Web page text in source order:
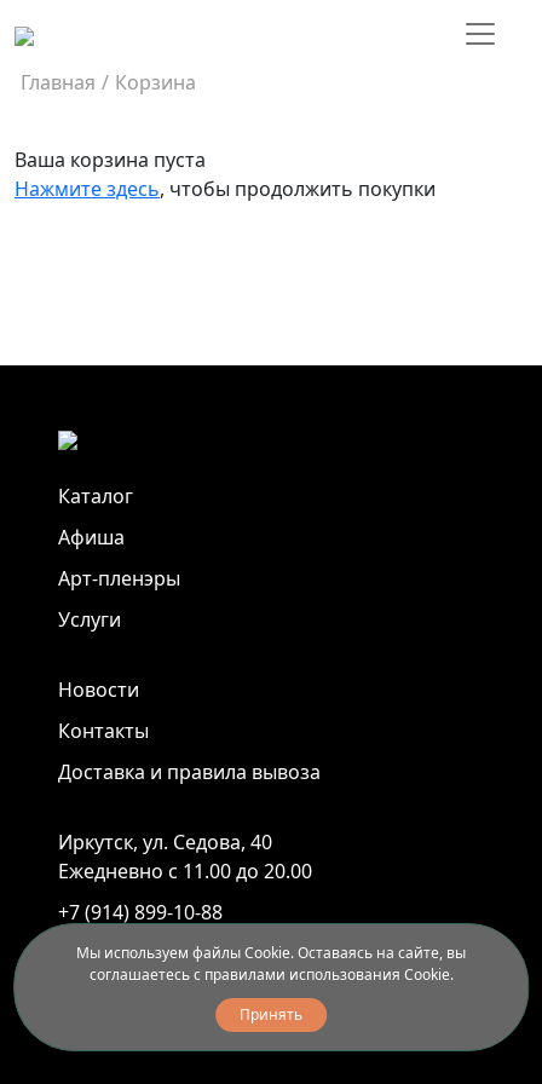
Главная / Корзина
Ваша корзина пуста
Нажмите здесь, чтобы продолжить покупки
Каталог
Афиша
Арт-пленэры
Услуги
Новости
Контакты
Доставка и правила вывоза
Иркутск, ул. Седова, 40
Ежедневно с 11.00 до 20.00
+7 (914) 899-10-88
+7 (3952) 55-45-95
Мы используем файлы Cookie. Оставаясь на сайте, вы
соглашаетесь с правилами использования Cookie.
Принять